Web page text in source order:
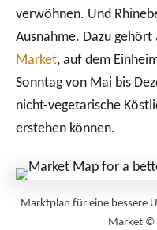
verwöhnen. Und
Ausnahme. Dazu gehört
Market, auf dem
Sonntag von Mai bis
nicht-vegetarische
erstehen können.
Marktplan für eine bessere
Market ©